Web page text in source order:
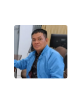
OLAHRAGA
OPINI